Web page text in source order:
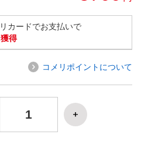
カードでお支払いで
得
コメリポイントについて